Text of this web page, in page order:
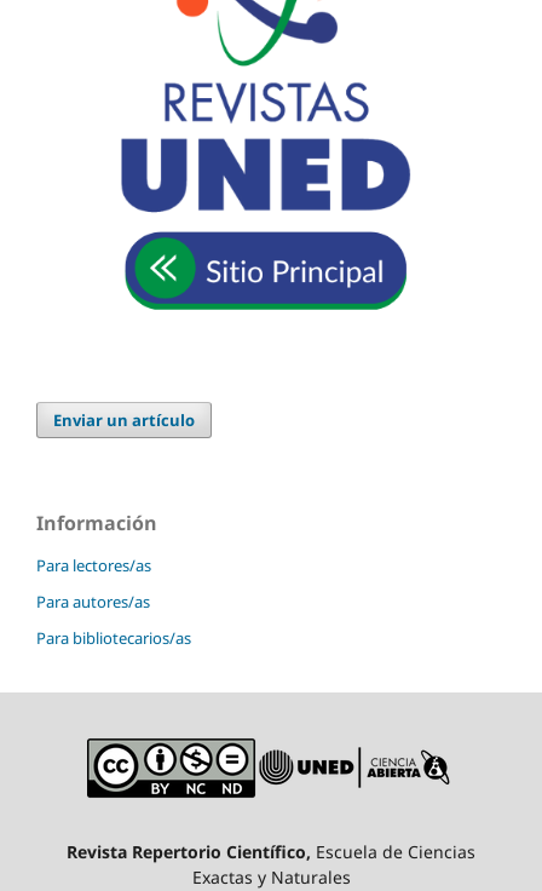
Enviar un artículo
Información
Para lectores/as
Para autores/as
Para bibliotecarios/as
Revista Repertorio Científico, Escuela de Ciencias
Exactas y Naturales